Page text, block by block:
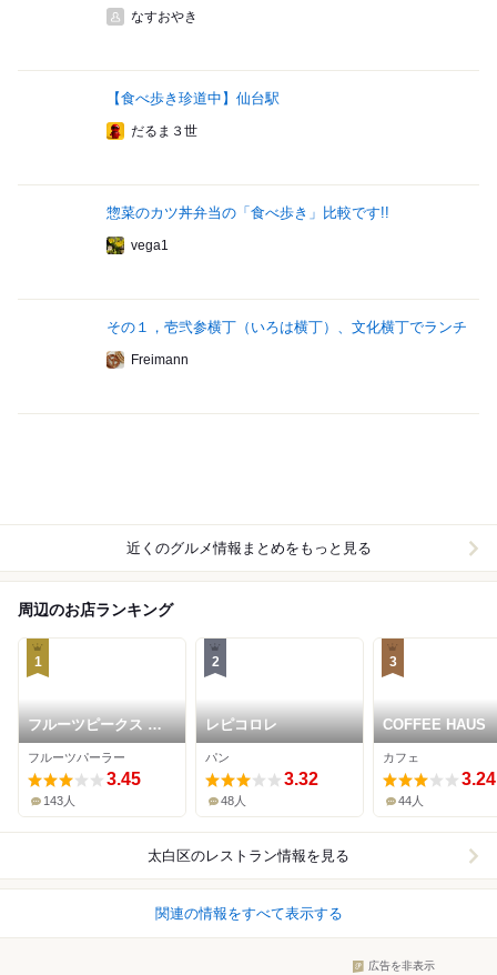
なすおやき
【食べ歩き珍道中】仙台駅
だるま３世
惣菜のカツ丼弁当の「食べ歩き」比較です!!
vega1
その１，壱弐参横丁（いろは横丁）、文化横丁でランチ
Freimann
近くのグルメ情報まとめをもっと見る
周辺のお店ランキング
1
フルーツピークス 仙
台富沢店
フルーツパーラー
3.45
143人
2
レピコロレ
パン
3.32
48人
3
COFFEE HAUS
カフェ
3.24
44人
太白区のレストラン情報を見る
関連の情報をすべて表示する
広告を非表示